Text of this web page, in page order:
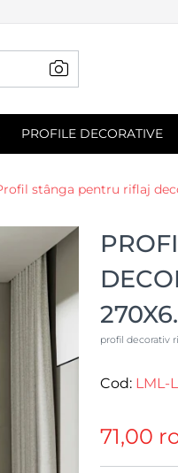
PROFILE DECORATIVE
stânga pentru riflaj
profil decorativ
Cod: LML-
71,00